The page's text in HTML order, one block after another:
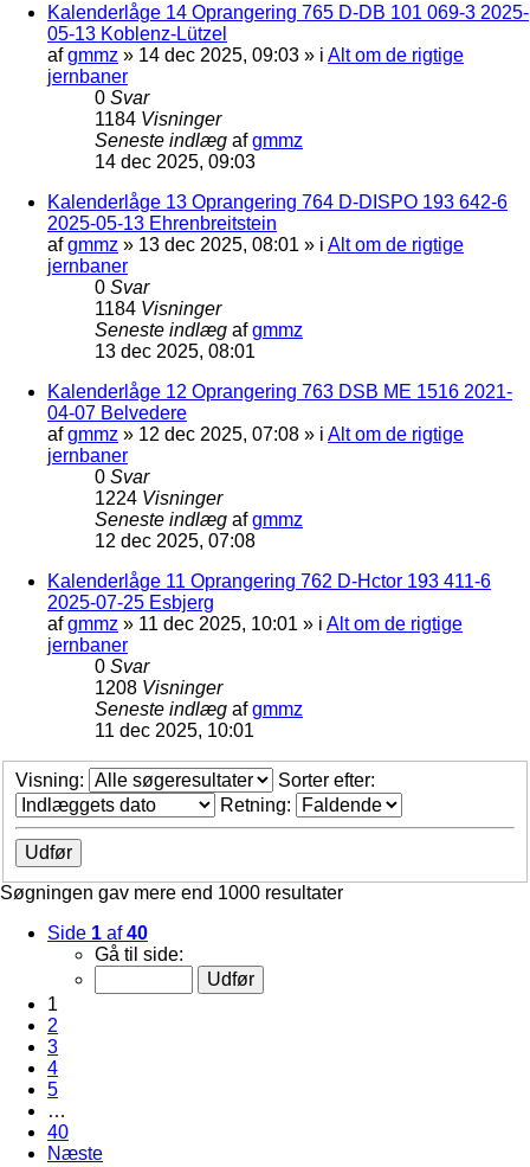
Kalenderlåge 14 Oprangering 765 D-DB 101 069-3 2025-
05-13 Koblenz-Lützel
afgmmz » 14 dec 2025, 09:03 » i Alt om de rigtige
jernbaner
0 Svar
1184 Visninger
Seneste indlæg afgmmz
14 dec 2025, 09:03
Kalenderlåge 13 Oprangering 764 D-DISPO 193 642-6
2025-05-13 Ehrenbreitstein
afgmmz » 13 dec 2025, 08:01 » i Alt om de rigtige
jernbaner
0 Svar
1184 Visninger
Seneste indlæg afgmmz
13 dec 2025, 08:01
Kalenderlåge 12 Oprangering 763 DSB ME 1516 2021-
04-07 Belvedere
afgmmz » 12 dec 2025, 07:08 » i Alt om de rigtige
jernbaner
0 Svar
1224 Visninger
Seneste indlæg afgmmz
12 dec 2025, 07:08
Kalenderlåge 11 Oprangering 762 D-Hctor 193 411-6
2025-07-25 Esbjerg
afgmmz » 11 dec 2025, 10:01 » i Alt om de rigtige
jernbaner
0 Svar
1208 Visninger
Seneste indlæg afgmmz
11 dec 2025, 10:01
Visning:
Sorter efter:
Retning:
Søgningen gav mere end 1000 resultater
Side 1 af40
Gå til side:
1
2
3
4
5
…
40
Næste